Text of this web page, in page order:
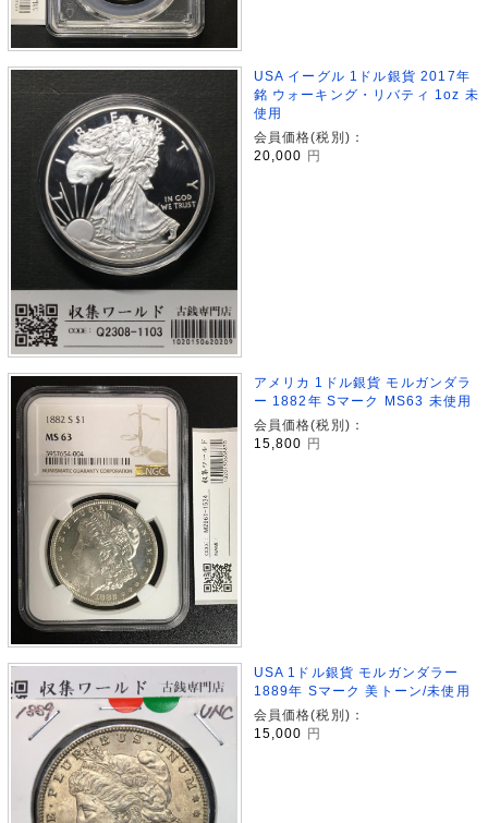
USA イーグル 1ドル銀貨 2017年
銘 ウォーキング・リバティ 1oz 未
使用
会員価格(税別)：
20,000 円
アメリカ 1ドル銀貨 モルガンダラ
ー 1882年 Sマーク MS63 未使用
会員価格(税別)：
15,800 円
USA 1ドル銀貨 モルガンダラー
1889年 Sマーク 美トーン/未使用
会員価格(税別)：
15,000
円